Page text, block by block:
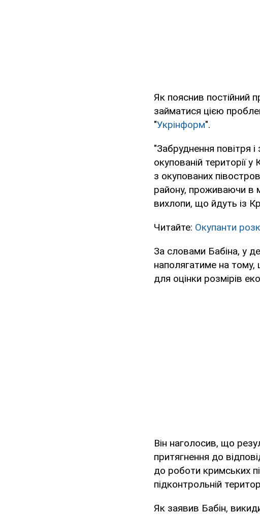
Як пояснив постійний
займатися цією
"Укрінформ".
"Забруднення повітря
окупованій території
з окупованих
району, проживаючи в
вихлопи, що йдуть із
Читайте: Окупанти
За словами Бабіна, у
наполягатиме на тому,
для оцінки розмірів
Він наголосив, що
притягнення до
до роботи кримських
підконтрольній
Як заявив Бабін,